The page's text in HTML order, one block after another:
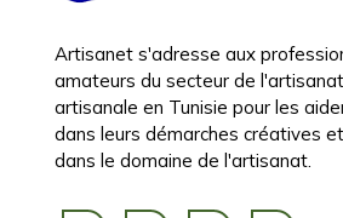
Artisanet s'adresse aux
amateurs du secteur de
artisanale en Tunisie pour les
dans leurs démarches créatives
dans le domaine de l'artisanat.